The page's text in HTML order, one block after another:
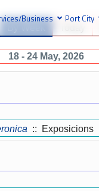
Business Port City
18 - 24 May, 2026
:: Exposicions